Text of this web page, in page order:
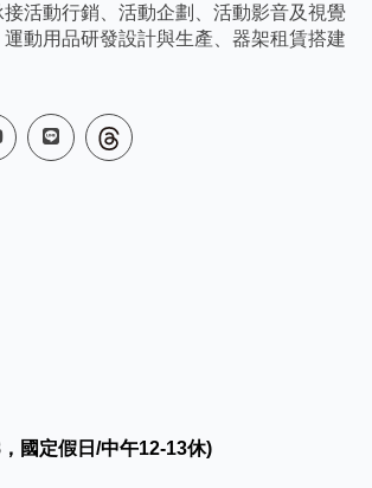
活動行銷、活動企劃、活動影音及視覺
動用品研發設計與生產、器架租賃搭建
國定假日/中午12-13休)